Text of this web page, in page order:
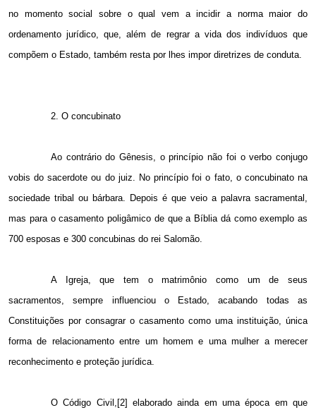
no momento social sobre o qual vem a incidir a norma maior do
ordenamento jurídico, que, além de regrar a vida dos indivíduos que
compõem o Estado, também resta por lhes impor diretrizes de conduta.
2. O concubinato
Ao contrário do Gênesis, o princípio não foi o verbo conjugo
vobis do sacerdote ou do juiz. No princípio foi o fato, o concubinato na
sociedade tribal ou bárbara. Depois é que veio a palavra sacramental,
mas para o casamento poligâmico de que a Bíblia dá como exemplo as
700 esposas e 300 concubinas do rei Salomão.
A Igreja, que tem o matrimônio como um de seus
sacramentos, sempre influenciou o Estado, acabando todas as
Constituições por consagrar o casamento como uma instituição, única
forma de relacionamento entre um homem e uma mulher a merecer
reconhecimento e proteção jurídica.
O Código Civil,[2] elaborado ainda em uma época em que